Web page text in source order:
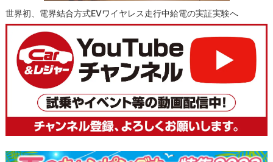
世界初、電界結合方式EVワイヤレス走行中給電の実証実験へ